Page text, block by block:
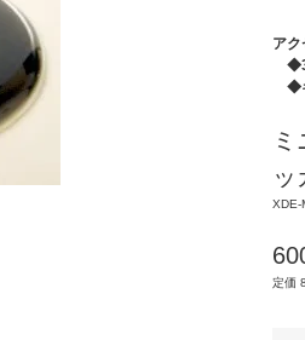
ア
◆
ッ
XDE-
定価